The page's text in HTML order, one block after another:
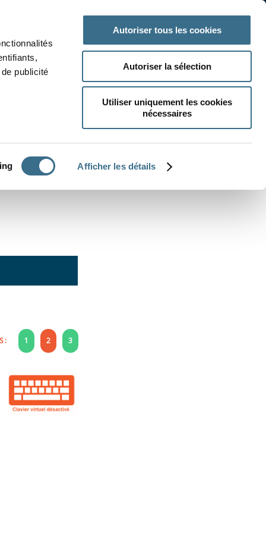
publicité
Afficher les détails
Autoriser tous les cookies
Autoriser la sélection
Utiliser uniquement les cookies
nécessaires
: 1 2 3